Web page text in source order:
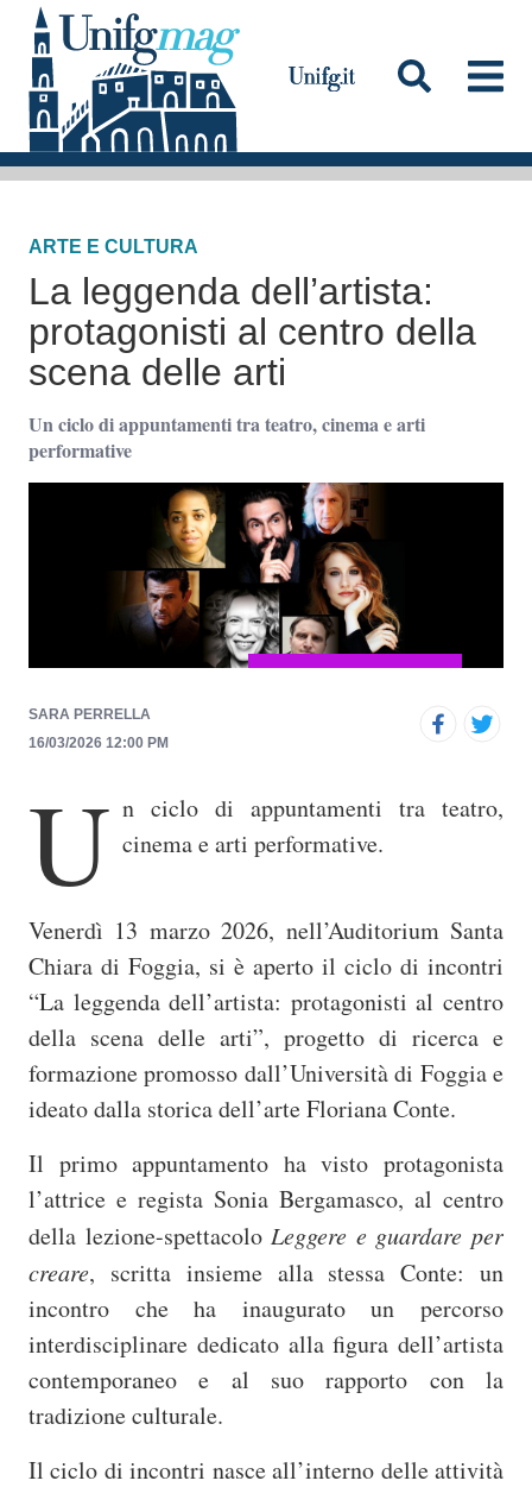
a
a
o
e
n
t
o
p
r
i
n
l
e
Testata
ARTE E CULTURA
La leggenda dell’artista:
protagonisti al centro della
scena delle arti
Un ciclo di appuntamenti tra teatro, cinema e arti
performative
SARA PERRELLA
16/03/2026 12:00 PM
U n ciclo di appuntamenti tra teatro,
cinema e arti performative.
Venerdì 13 marzo 2026, nell’Auditorium Santa
Chiara di Foggia, si è aperto il ciclo di incontri
“La leggenda dell’artista: protagonisti al centro
della scena delle arti”, progetto di ricerca e
formazione promosso dall’Università di Foggia e
ideato dalla storica dell’arte Floriana Conte.
Il primo appuntamento ha visto protagonista
l’attrice e regista Sonia Bergamasco, al centro
della lezione-spettacoloLeggere e guardare per
creare, scritta insieme alla stessa Conte: un
incontro che ha inaugurato un percorso
interdisciplinare dedicato alla figura dell’artista
contemporaneo e al suo rapporto con la
tradizione culturale.
Il ciclo di incontri nasce all’interno delle attività